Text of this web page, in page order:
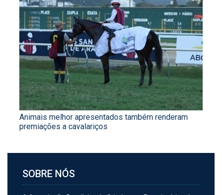
Animais melhor apresentados também renderam
premiações a cavalariços
SOBRE NÓS